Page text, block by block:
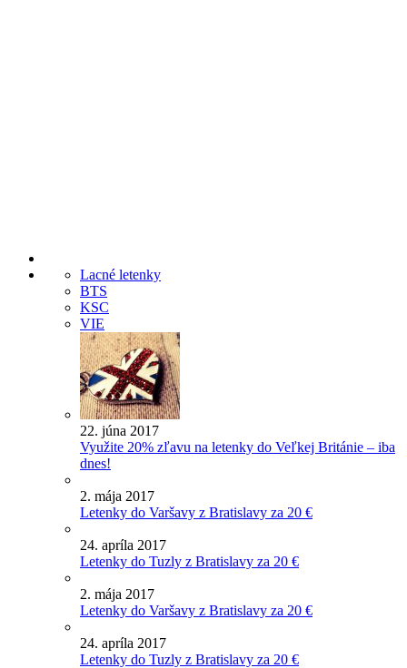
Lacné letenky
BTS
KSC
VIE
22. júna 2017
Využite 20% zľavu na letenky do Veľkej Británie – iba
dnes!
2. mája 2017
Letenky do Varšavy z Bratislavy za 20 €
24. apríla 2017
Letenky do Tuzly z Bratislavy za 20 €
2. mája 2017
Letenky do Varšavy z Bratislavy za 20 €
24. apríla 2017
Letenky do Tuzly z Bratislavy za 20 €